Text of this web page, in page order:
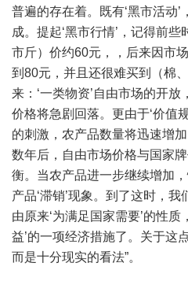
普遍的存在着。既有‘黑市活动’
成。提起‘黑市行情’，记得前
市斤）价约60元，，后来因市
到80元，并且还很难买到（棉
来：‘一类物资’自由市场的开放
价格将急剧回落。更由于‘价值
的刺激，农产品数量将迅速增
数年后，自由市场价格与国家
衡。当农产品进一步继续增加
产品‘滞销’现象。到了这时，
由原来‘为满足国家需要’的性质
益’的一项经济措施了。关于这
而是十分现实的看法”。